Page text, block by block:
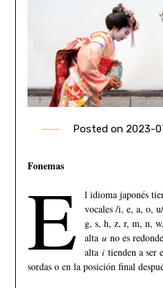
Posted on 2023-
Fonemas
E
l idioma japonés
vocales /i, e, a, o,
g, s, h, z, r, m, n,
altau no es
altai tienden a ser
sordas o en la posición final